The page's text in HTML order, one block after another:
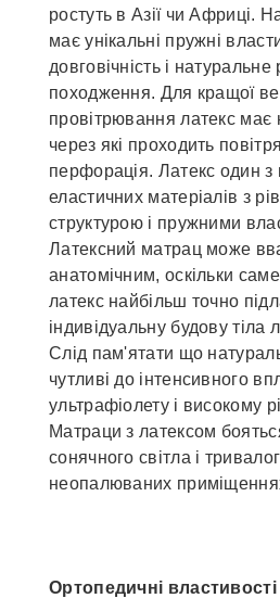
ростуть в Азії чи Африці.
має унікальні пружні
довговічність і
походження. Для кращої
провітрювання латекс має
через які проходить
перфорація. Латекс один з
еластичних матеріалів з
структурою і пружними
Латексний матрац може
анатомічним, оскільки
латекс найбільш точно
індивідуальну будову тіла
Слід пам'ятати що
чутливі до інтенсивного
ультрафіолету і високому
Матраци з латексом
сонячного світла і
неопалюваних
Ортопедичні